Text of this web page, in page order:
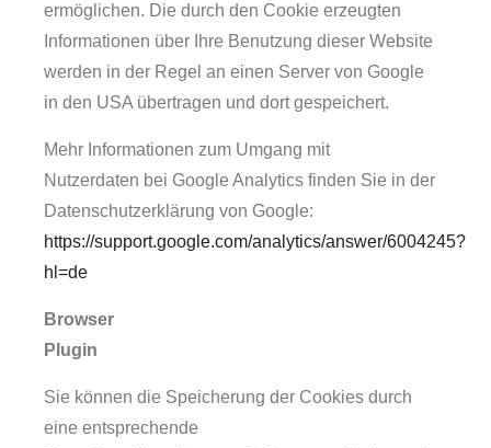
ermöglichen. Die durch den Cookie erzeugten
Informationen über Ihre Benutzung dieser Website
werden in der Regel an einen Server von Google
in den USA übertragen und dort gespeichert.
Mehr Informationen zum Umgang mit
Nutzerdaten bei Google Analytics finden Sie in der
Datenschutzerklärung von Google:
https://support.google.com/analytics/answer/6004245?
hl=de
Browser
Plugin
Sie können die Speicherung der Cookies durch
eine entsprechende